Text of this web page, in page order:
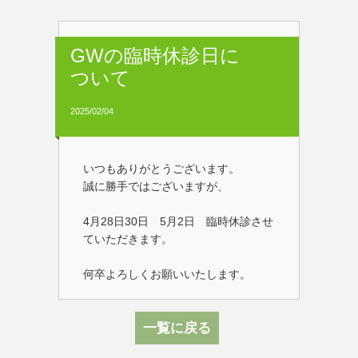
GWの臨時休診日に
ついて
2025/02/04
いつもありがとうございます。
誠に勝手ではございますが、
4月28日30日 5月2日 臨時休診させ
ていただきます。
何卒よろしくお願いいたします。
一覧に戻る